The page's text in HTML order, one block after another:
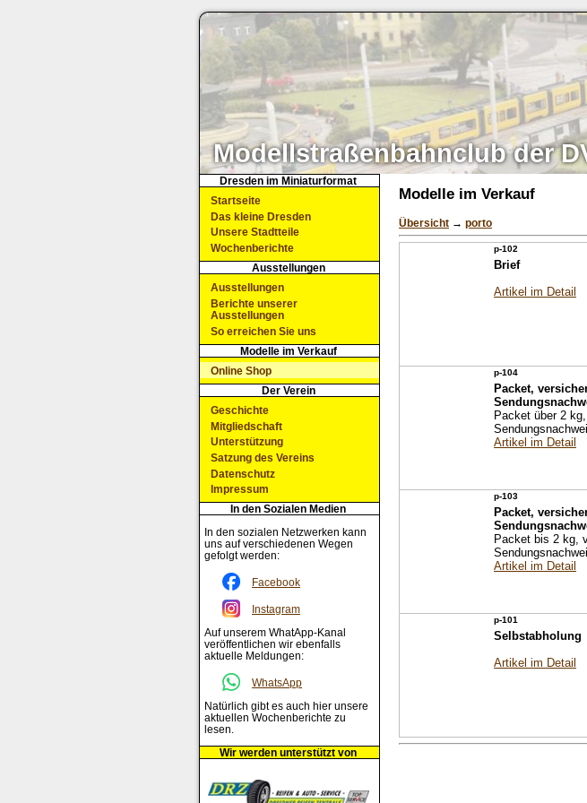
Modellstraßenbahnclub der
Modelle im Verkauf
Übersicht → porto
p-102
Brief
Artikel im Detail
p-104
Packet,
Packet über 2
Artikel im Detail
p-103
Packet,
Packet bis 2 kg,
Artikel im Detail
p-101
Selbstabholung
Artikel im Detail
Dresden im Miniaturformat
Startseite
Das kleine Dresden
Unsere Stadtteile
Wochenberichte
Ausstellungen
Ausstellungen
Berichte unserer
Ausstellungen
So erreichen Sie uns
Modelle im Verkauf
Online Shop
Der Verein
Geschichte
Mitgliedschaft
Unterstützung
Satzung des Vereins
Datenschutz
Impressum
In den Sozialen Medien
In den sozialen Netzwerken kann
uns auf verschiedenen Wegen
gefolgt werden:
Facebook
Instagram
Auf unserem WhatApp-Kanal
veröffentlichen wir ebenfalls
aktuelle Meldungen:
WhatsApp
Natürlich gibt es auch hier unsere
aktuellen Wochenberichte zu
lesen.
Wir werden unterstützt von